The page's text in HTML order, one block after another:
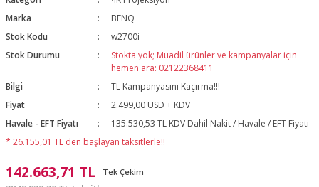
Marka
BENQ
Stok Kodu
w2700i
Stok Durumu
Stokta yok; Muadil ürünler ve kampanyalar için
hemen ara: 02122368411
Bilgi
TL Kampanyasını Kaçırma!!!
Fiyat
2.499,00 USD + KDV
Havale - EFT Fiyatı
135.530,53 TL KDV Dahil Nakit / Havale / EFT Fiyatı
* 26.155,01 TL den başlayan taksitlerle!!
142.663,71 TL Tek Çekim